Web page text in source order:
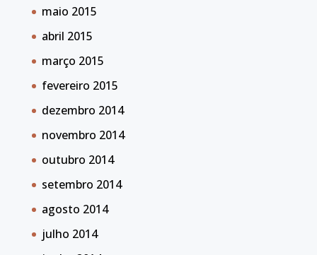
maio 2015
abril 2015
março 2015
fevereiro 2015
dezembro 2014
novembro 2014
outubro 2014
setembro 2014
agosto 2014
julho 2014